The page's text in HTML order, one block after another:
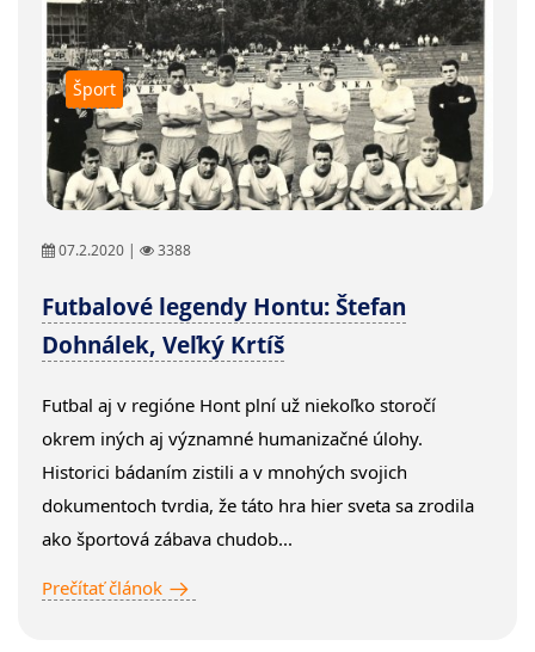
Šport
07.2.2020 | 3388
Futbalové legendy Hontu: Štefan
Dohnálek, Veľký Krtíš
Futbal aj v regióne Hont plní už niekoľko storočí
okrem iných aj významné humanizačné úlohy.
Historici bádaním zistili a v mnohých svojich
dokumentoch tvrdia, že táto hra hier sveta sa zrodila
ako športová zábava chudob...
Prečítať článok